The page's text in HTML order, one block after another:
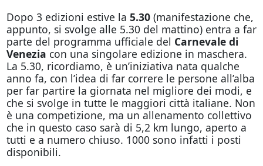
Dopo 3 edizioni estive la 5.30(manifestazione che,
appunto, si svolge alle 5.30 del mattino) entra a far
parte del programma ufficiale del Carnevale di
Venezia con una singolare edizione in maschera.
La 5.30, ricordiamo, è un’iniziativa nata qualche
anno fa, con l’idea di far correre le persone all’alba
per far partire la giornata nel migliore dei modi, e
che si svolge in tutte le maggiori città italiane. Non
è una competizione, ma un allenamento collettivo
che in questo caso sarà di 5,2 km lungo, aperto a
tutti e a numero chiuso. 1000 sono infatti i posti
disponibili.